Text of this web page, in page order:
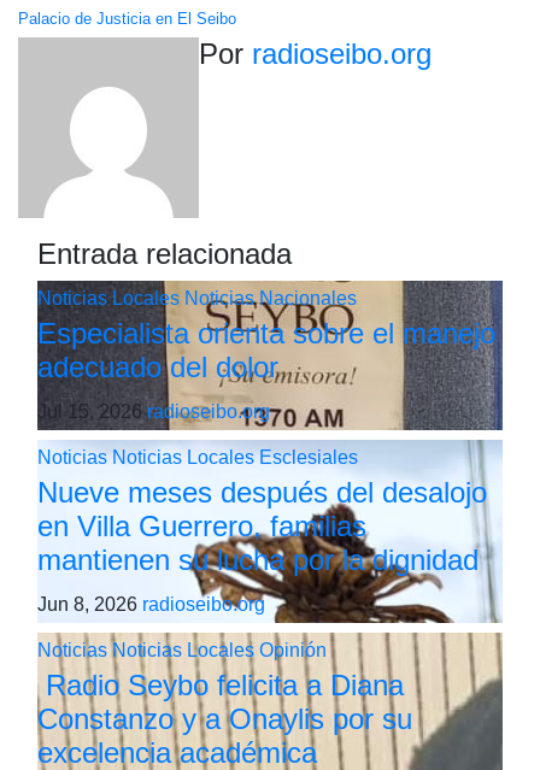
entradas
Palacio de Justicia en El Seibo
Por radioseibo.org
Entrada relacionada
Noticias Locales Noticias Nacionales
Especialista orienta sobre el manejo
adecuado del dolor
Jul 15, 2026radioseibo.org
Noticias Noticias Locales Esclesiales
Nueve meses después del desalojo
en Villa Guerrero, familias
mantienen su lucha por la dignidad
Jun 8, 2026 radioseibo.org
Noticias Noticias Locales Opinión
Radio Seybo felicita a Diana
Constanzo y a Onaylis por su
excelencia académica